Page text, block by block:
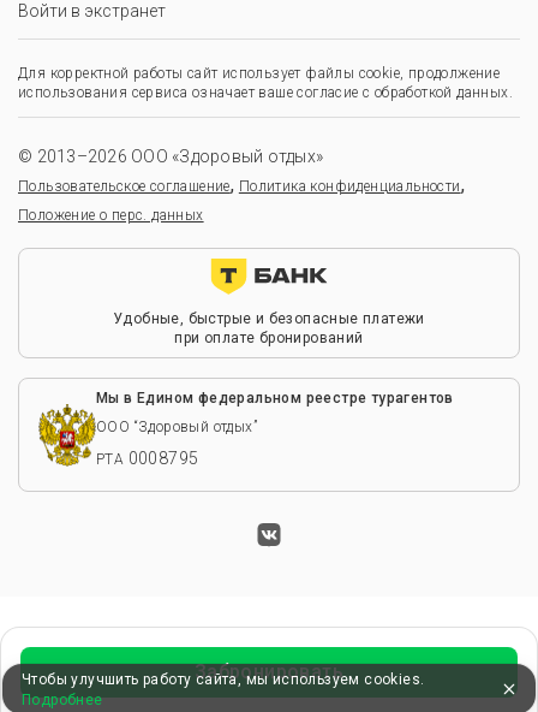
Забронировать
Войти в экстранет
Для корректной работы сайт использует файлы cookie, продолжение
использования сервиса означает ваше согласие с обработкой данных.
© 2013–2026 ООО «Здоровый отдых»
Пользовательское соглашение, Политика конфиденциальности,
Положение о перс. данных
Удобные, быстрые и безопасные платежи
при оплате бронирований
Мы в Едином федеральном реестре турагентов
ООО “Здоровый отдых”
РТА 0008795
Чтобы улучшить работу сайта, мы используем cookies.
Подробнее